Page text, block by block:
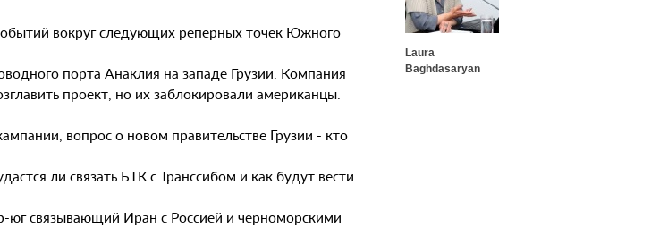
вокруг следующих реперных точек Южного
порта Анаклия на западе Грузии. Компания
проект, но их заблокировали американцы.
вопрос о новом правительстве Грузии - кто
ли связать БТК с Транссибом и как будут вести
юг связывающий Иран с Россией и черноморскими
Laura
Baghdasaryan